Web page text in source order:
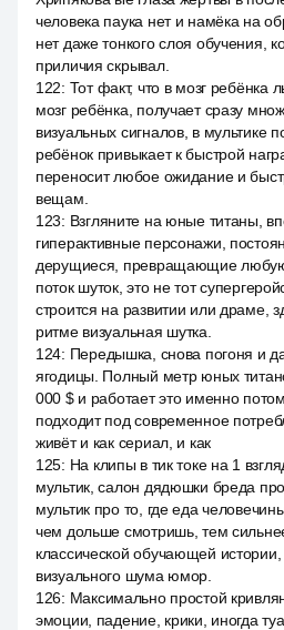
человека паука нет и намёка на
нет даже тонкого слоя обучения,
приличия скрывал.
122: Тот факт, что в мозг ребёнка
мозг ребёнка, получает сразу
визуальных сигналов, в мультике
ребёнок привыкает к быстрой
переносит любое ожидание и
вещам.
123: Взгляните на юные титаны,
гиперактивные персонажи,
дерущиеся, превращающие
поток шуток, это не тот
строится на развитии или драме,
ритме визуальная шутка.
124: Передышка, снова погоня и
ягодицы. Полный метр юных
000 $ и работает это именно
подходит под современное
живёт и как сериал, и как
125: На клипы в тик токе на 1
мультик, салон дядюшки бреда
мультик про то, где еда
чем дольше смотришь, тем
классической обучающей истории,
визуального шума юмор.
126: Максимально простой
эмоции, падение, крики, иногда